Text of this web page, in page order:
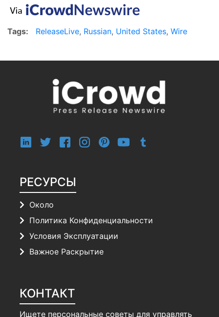
Tags: ReleaseLive, Russian, United States, Wire
РЕСУРСЫ
Около
Политика Конфиденциальности
Условия Эксплуатации
Важное Раскрытие
КОНТАКТ
Ищете персональные советы для управлять